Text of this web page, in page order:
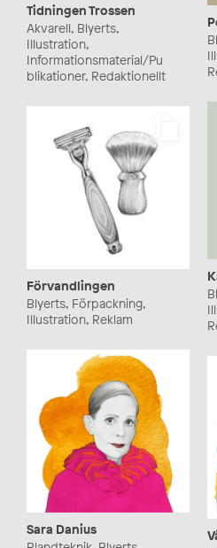
Tidningen Trossen
Akvarell, Blyerts,
Illustration,
Informationsmaterial/Pu
blikationer, Redaktionellt
Förvandlingen
Blyerts, Förpackning,
Illustration, Reklam
Sara Danius